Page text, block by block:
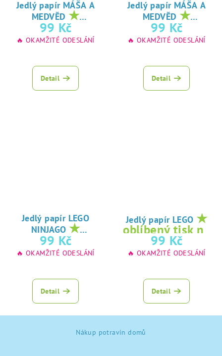
Jedlý papír MÁŠA A
MEDVĚD ★
oblíbený tisk na
jedlý papír
99 Kč
🔥 OKAMŽITÉ ODESLÁNÍ
Detail
Jedlý papír MÁŠA A
MEDVĚD ★
oblíbený tisk na
jedlý papír
99 Kč
🔥 OKAMŽITÉ ODESLÁNÍ
Detail
Jedlý papír LEGO
NINJAGO ★
oblíbený tisk na
jedlý papír
99 Kč
🔥 OKAMŽITÉ ODESLÁNÍ
Detail
Jedlý papír LEGO ★
oblíbený tisk na
jedlý papír
99 Kč
🔥 OKAMŽITÉ ODESLÁNÍ
Detail
Nákup potravin domů